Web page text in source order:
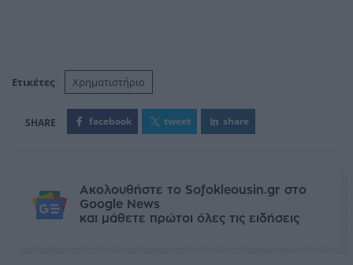
Ετικέτες Χρηματιστήριο
facebook tweet share
Ακολουθήστε το Sofokleousin.gr στο
Google News
και μάθετε πρώτοι όλες τις ειδήσεις